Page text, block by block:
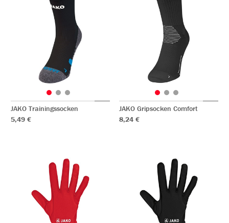
JAKO Trainingssocken
5,49 €
JAKO Gripsocken Comfort
8,24 €